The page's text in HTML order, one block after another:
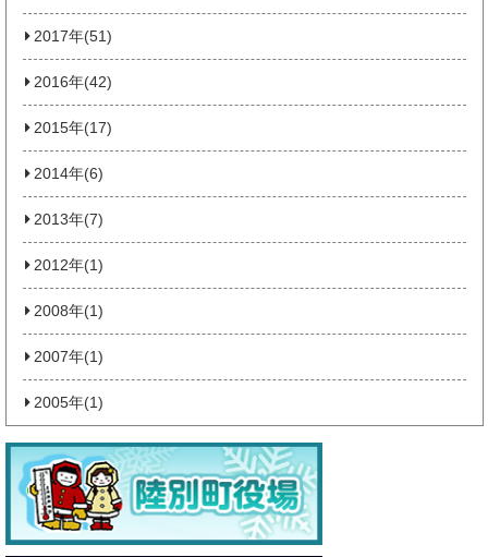
2017年(51)
2016年(42)
2015年(17)
2014年(6)
2013年(7)
2012年(1)
2008年(1)
2007年(1)
2005年(1)